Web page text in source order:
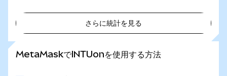
さらに統計を見る
MetaMaskでINTUonを使用する方法